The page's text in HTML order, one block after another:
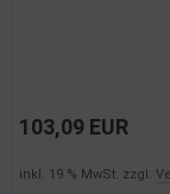
103,09 EUR
inkl. 19 % MwSt. zzgl.